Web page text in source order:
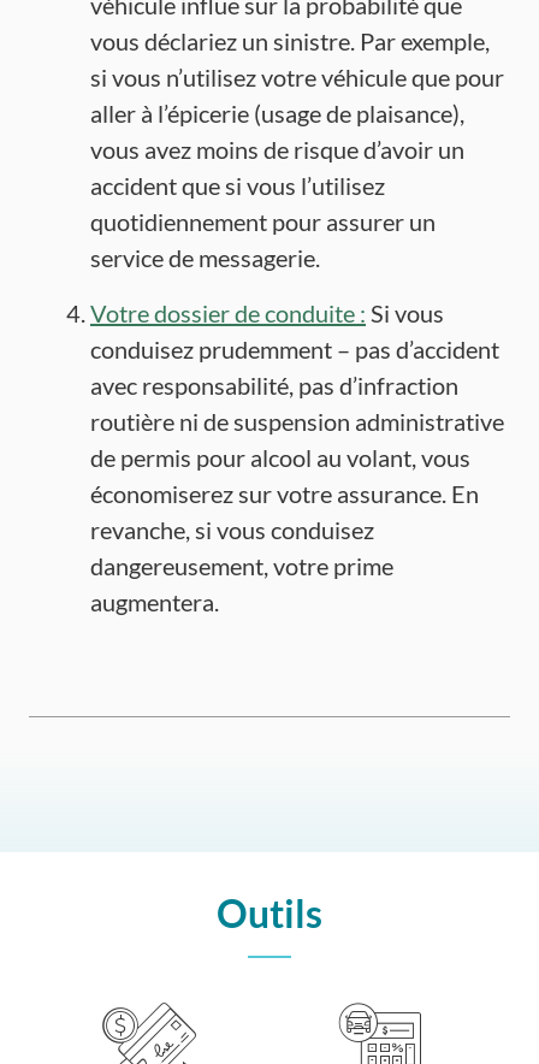
vous déclariez un sinistre. Par exemple,
si vous n’utilisez votre véhicule que pour
aller à l’épicerie (usage de plaisance),
vous avez moins de risque d’avoir un
accident que si vous l’utilisez
quotidiennement pour assurer un
service de messagerie.
Votre dossier de conduite : Si vous
conduisez prudemment – pas d’accident
avec responsabilité, pas d’infraction
routière ni de suspension administrative
de permis pour alcool au volant, vous
économiserez sur votre assurance. En
revanche, si vous conduisez
dangereusement, votre prime
augmentera.
Outils